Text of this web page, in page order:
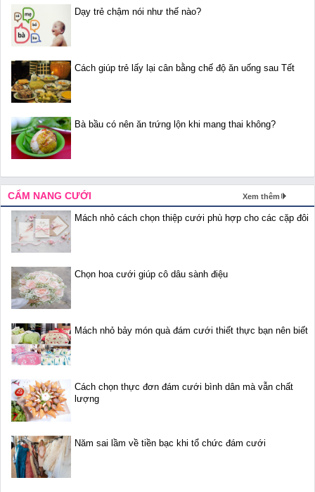
Dạy trẻ chậm nói như thế nào?
Cách giúp trẻ lấy lại cân bằng chế độ ăn uống sau Tết
Bà bầu có nên ăn trứng lộn khi mang thai không?
CẨM NANG CƯỚI Xem thêm
Mách nhỏ cách chọn thiệp cưới phù hợp cho các cặp đôi
Chọn hoa cưới giúp cô dâu sành điệu
Mách nhỏ bảy món quà đám cưới thiết thực bạn nên biết
Cách chọn thực đơn đám cưới bình dân mà vẫn chất
lượng
Năm sai lầm về tiền bạc khi tổ chức đám cưới